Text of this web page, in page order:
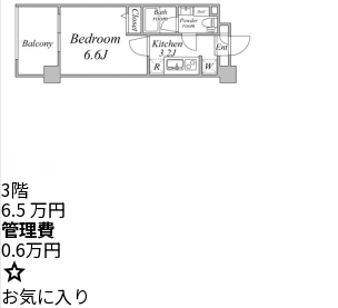
3階
6.5万円
管理費
0.6万円
star
お気に入り